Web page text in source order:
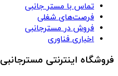
تماس با مستر جانبی
فرصت‌های شغلی
فروش در مسترجانبی
اخباری فناوری
فروشگاه اینترنتی مسترجانبی